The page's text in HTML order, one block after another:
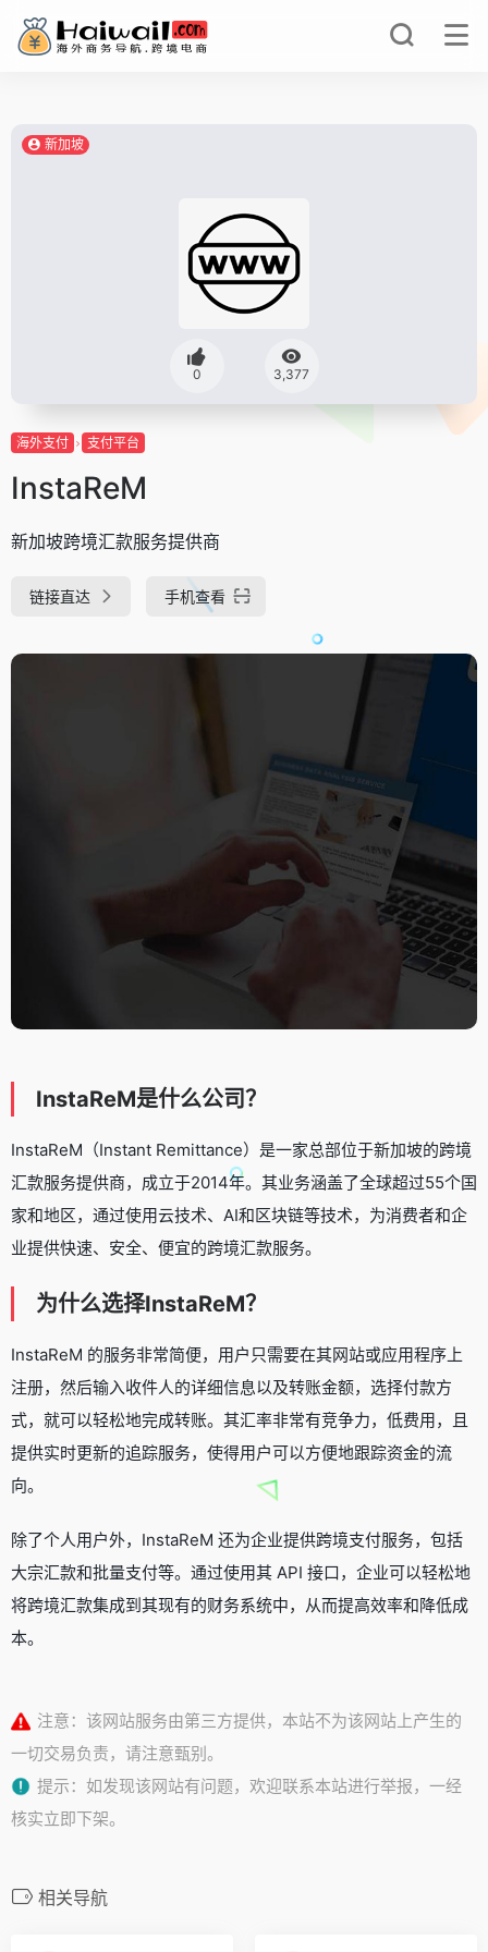
新加坡
0 3,377
海外支付 支付平台
InstaReM
新加坡跨境汇款服务提供商
链接直达 手机查看
InstaReM是什么公司？
InstaReM（Instant Remittance）是一家总部位于新加坡的跨境
汇款服务提供商，成立于2014年。其业务涵盖了全球超过55个国
家和地区，通过使用云技术、AI和区块链等技术，为消费者和企
业提供快速、安全、便宜的跨境汇款服务。
为什么选择InstaReM？
InstaReM 的服务非常简便，用户只需要在其网站或应用程序上
注册，然后输入收件人的详细信息以及转账金额，选择付款方
式，就可以轻松地完成转账。其汇率非常有竞争力，低费用，且
提供实时更新的追踪服务，使得用户可以方便地跟踪资金的流
向。
除了个人用户外，InstaReM 还为企业提供跨境支付服务，包括
大宗汇款和批量支付等。通过使用其 API 接口，企业可以轻松地
将跨境汇款集成到其现有的财务系统中，从而提高效率和降低成
本。
注意：该网站服务由第三方提供，本站不为该网站上产生的
一切交易负责，请注意甄别。
提示：如发现该网站有问题，欢迎联系本站进行举报，一经
核实立即下架。
相关导航